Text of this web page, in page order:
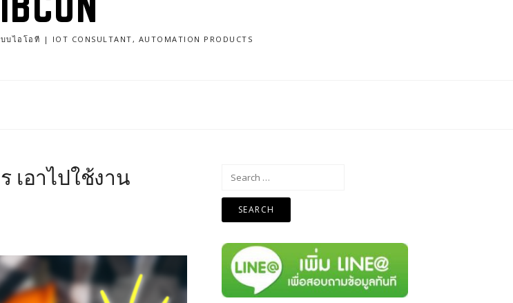
อโอที | IOT CONSULTANT, AUTOMATION PRODUCTS
เอาไปใช้งาน
Search